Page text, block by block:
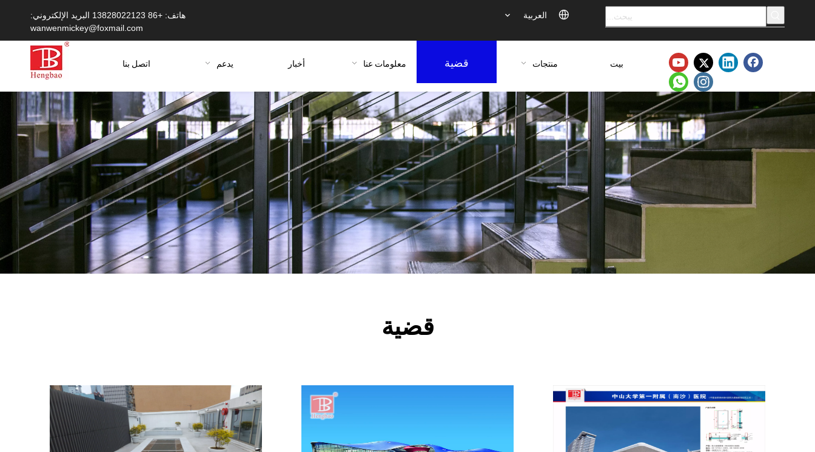
هاتف: +86 13828022123 البريد الإلكتروني:
wanwenmickey@foxmail.com
العربية
بيت منتجات قضية معلومات عنا أخبار يدعم اتصل بنا
قضية